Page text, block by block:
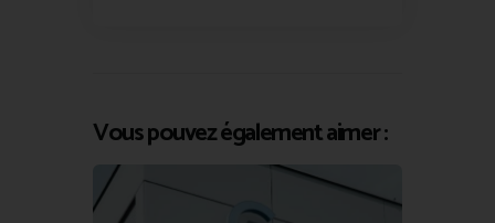
Vous pouvez également aimer :